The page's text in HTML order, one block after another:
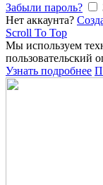
Забыли пароль?
Нет аккаунта?
Scroll To Top
Мы используем
пользовательский
Узнать подробнее